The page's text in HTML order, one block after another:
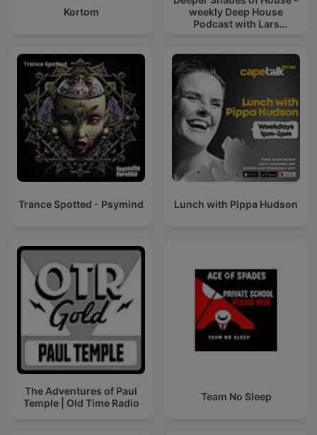
Kortom
weekly Deep House
Podcast with Lars
Trance Spotted - Psymind Lunch with Pippa Hudson
The Adventures of Paul
Temple | Old Time Radio
Team No Sleep